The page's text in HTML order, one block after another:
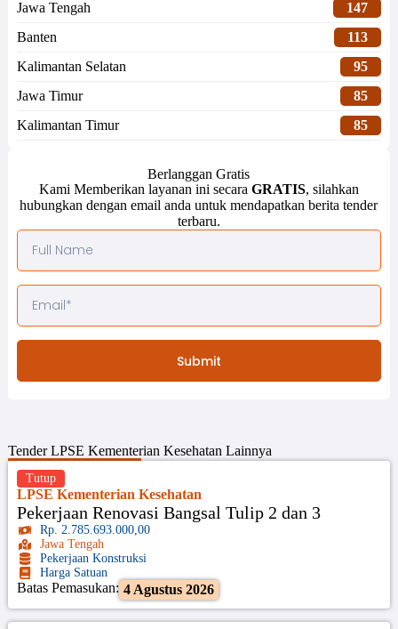
Jawa Tengah
147
Banten
113
Kalimantan Selatan
95
Jawa Timur
85
Kalimantan Timur
85
Berlanggan Gratis
Kami Memberikan layanan ini secara GRATIS, silahkan
hubungkan dengan email anda untuk mendapatkan berita tender
terbaru.
Submit
TenderLPSE Kementerian Kesehatan Lainnya
LPSE Kementerian Kesehatan
Pekerjaan Renovasi Bangsal Tulip 2 dan 3
Rp. 2.785.693.000,00
Jawa Tengah
Pekerjaan Konstruksi
Harga Satuan
Batas Pemasukan: 4 Agustus 2026
Tutup